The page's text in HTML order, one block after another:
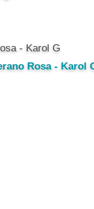
Rosa - Karol